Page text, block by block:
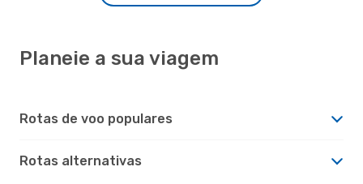
Planeie a sua viagem
Rotas de voo populares
Rotas alternativas